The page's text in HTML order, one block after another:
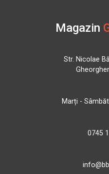
Magazin
Str. Nicolae
Marți -
0745